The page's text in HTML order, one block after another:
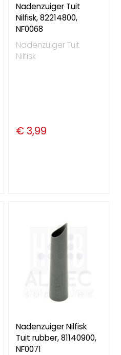
Nadenzuiger Tuit
Nilfisk, 82214800,
NF0068
Nadenzuiger Tuit
Nilfisk
€ 3,99
Nadenzuiger Nilfisk
Tuit rubber, 81140900,
NF0071